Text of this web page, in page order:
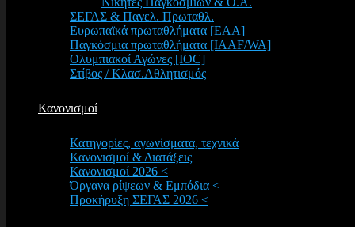
ΣΕΓΑΣ & Πανελ. Πρωταθλ.
Ευρωπαϊκά πρωταθλήματα [EAA]
Παγκόσμια πρωταθλήματα [IAAF/WA]
Ολυμπιακοί Αγώνες [IOC]
Στίβος / Κλασ.Αθλητισμός
Κανονισμοί
Κατηγορίες, αγωνίσματα, τεχνικά
Κανονισμοί & Διατάξεις
Κανονισμοί 2026 <
Όργανα ρίψεων & Εμπόδια <
Προκήρυξη ΣΕΓΑΣ 2026 <